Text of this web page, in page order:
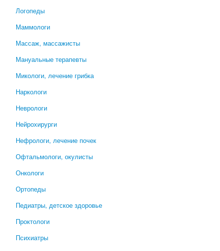
Логопеды
Маммологи
Массаж, массажисты
Мануальные терапевты
Микологи, лечение грибка
Наркологи
Неврологи
Нейрохирурги
Нефрологи, лечение почек
Офтальмологи, окулисты
Онкологи
Ортопеды
Педиатры, детское здоровье
Проктологи
Психиатры